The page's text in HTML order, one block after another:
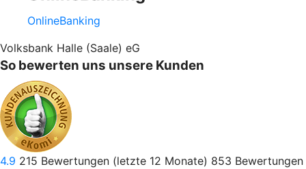
OnlineBanking
Volksbank Halle (Saale) eG
So bewerten uns unsere Kunden
4.9 215 Bewertungen (letzte 12 Monate) 853 Bewertungen